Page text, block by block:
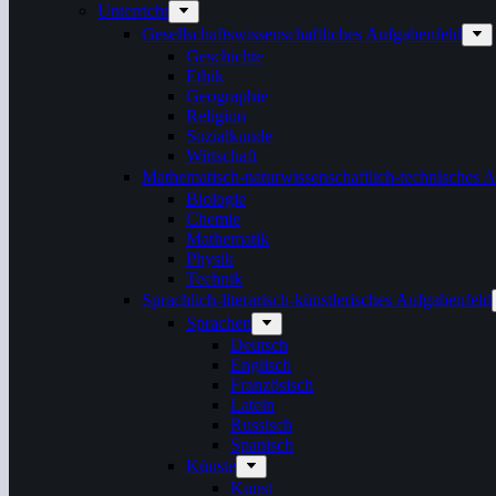
Unterricht
Gesellschaftswissenschaftliches Aufgabenfeld
Geschichte
Ethik
Geographie
Religion
Sozialkunde
Wirtschaft
Mathematisch-naturwissenschaftlich-technisches
Biologie
Chemie
Mathematik
Physik
Technik
Sprachlich-literarisch-künstlerisches Aufgabenfeld
Sprachen
Deutsch
Englisch
Französisch
Latein
Russisch
Spanisch
Künste
Kunst